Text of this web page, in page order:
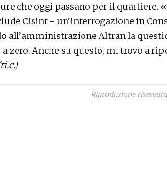
che oggi passano per il quartiere.
Cisint - un’interrogazione in
all’amministrazione Altran la
zero. Anche su questo, mi trovo a
Riproduzione